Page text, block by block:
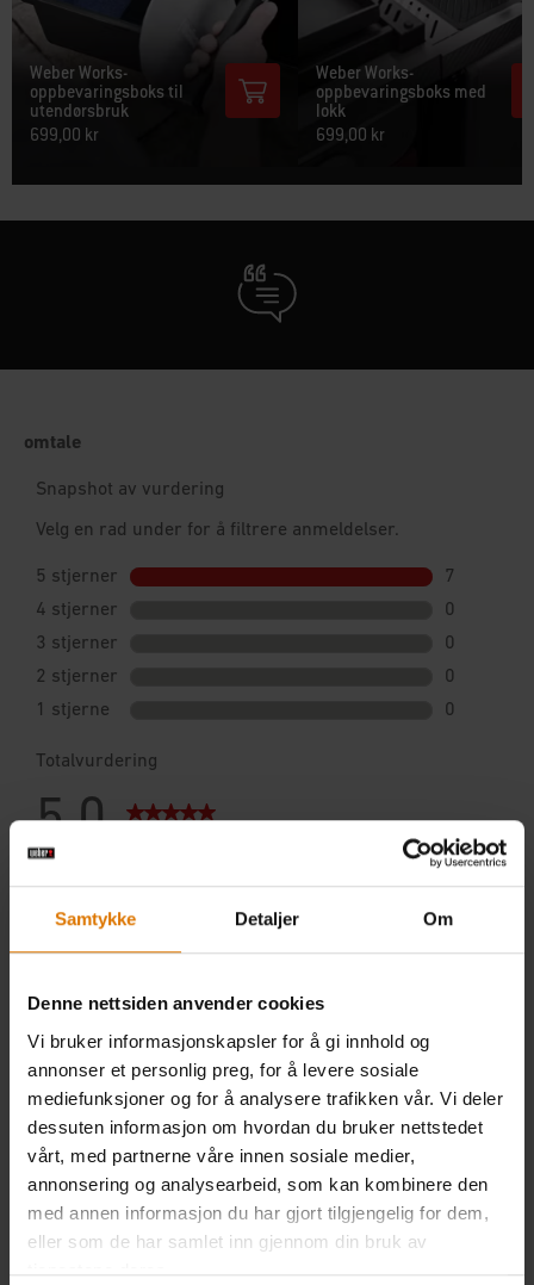
Samtykke Detaljer Om
Denne nettsiden anvender cookies
Vi bruker informasjonskapsler for å gi innhold og
annonser et personlig preg, for å levere sosiale
mediefunksjoner og for å analysere trafikken vår. Vi deler
dessuten informasjon om hvordan du bruker nettstedet
vårt, med partnerne våre innen sosiale medier,
annonsering og analysearbeid, som kan kombinere den
med annen informasjon du har gjort tilgjengelig for dem,
eller som de har samlet inn gjennom din bruk av
tjenestene deres.
Weber Works-
oppbevaringsboks til
utendørsbruk
699,00 kr
Weber Works-
oppbevaringsboks med
lokk
699,00 kr